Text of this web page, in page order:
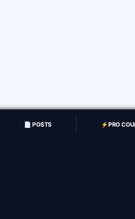
📄 POSTS ⚡️PRO